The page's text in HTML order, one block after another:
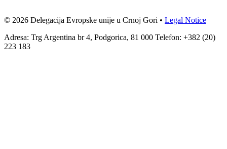
© 2026 Delegacija Evropske unije u Crnoj Gori • Legal Notice
Adresa: Trg Argentina br 4, Podgorica, 81 000 Telefon: +382 (20)
223 183